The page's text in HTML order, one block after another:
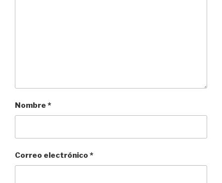
Nombre *
Correo electrónico *